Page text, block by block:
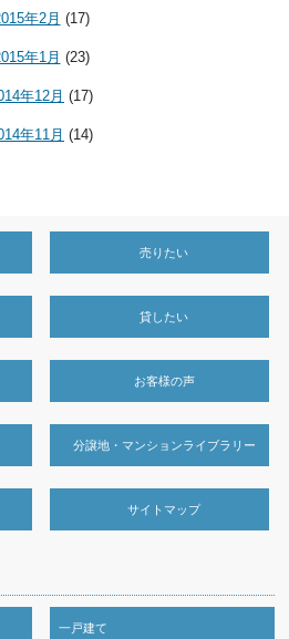
年2月 (17)
年1月 (23)
年12月 (17)
年11月 (14)
売りたい
貸したい
お客様の声
分譲地・マンションライブラリー
サイトマップ
一戸建て